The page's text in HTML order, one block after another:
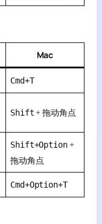
Mac
Cmd+T
Shift + 拖动角点
Shift+Option+
拖动角点
Cmd+Option+T